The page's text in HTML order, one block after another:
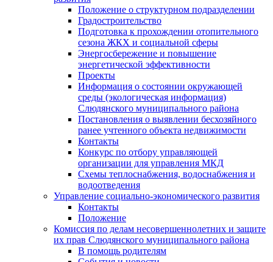
Положение о структурном подразделении
Градостроительство
Подготовка к прохождении отопительного
сезона ЖКХ и социальной сферы
Энергосбережение и повышение
энергетической эффективности
Проекты
Информация о состоянии окружающей
среды (экологическая информация)
Слюдянского муниципального района
Постановления о выявлении бесхозяйного
ранее учтенного объекта недвижимости
Контакты
Конкурс по отбору управляющей
организации для управления МКД
Схемы теплоснабжения, водоснабжения и
водоотведения
Управление социально-экономического развития
Контакты
Положение
Комиссия по делам несовершеннолетних и защите
их прав Слюдянского муниципального района
В помощь родителям